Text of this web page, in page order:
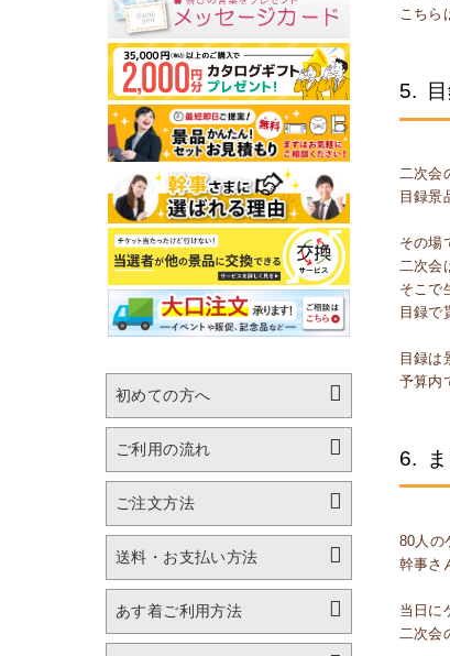
初めての方へ
ご利用の流れ
ご注文方法
送料・お支払い方法
あす着ご利用方法
こちら
5.
二次会
目録景
その場
二次会
そこで
目録で
目録は
予算内
6.
80人の
幹事さ
当日に
二次会